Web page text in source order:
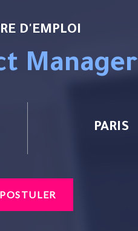
D'EMPLOI
Manager
PARIS
POSTULER